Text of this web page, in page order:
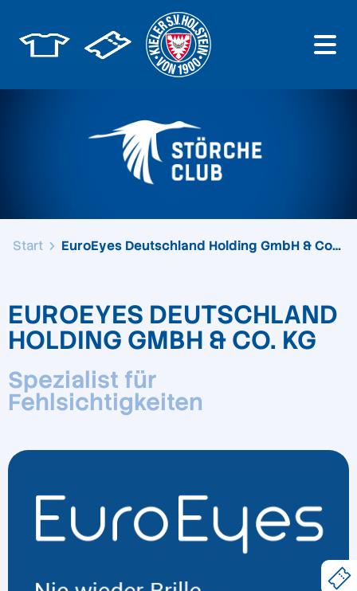
Start EuroEyes Deutschland Holding GmbH & Co. KG
EUROEYES DEUTSCHLAND
HOLDING GMBH & CO. KG
Spezialist für
Fehlsichtigkeiten